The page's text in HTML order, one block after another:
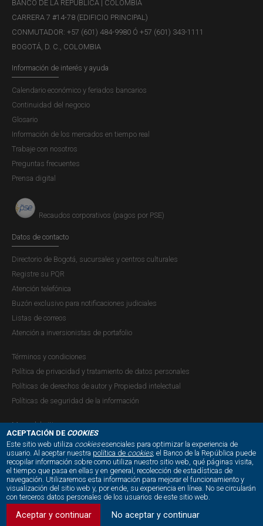
C21-79529 Concepto de la Secretaría
Concepto JDBR |
"(...) Agradecemos sus comentarios señalados en la
comunicación (...) acerca de la “cooperación internacional
en dólares digitales [sic]”. Sobre el particular, y teniendo
en cuenta que hemos recibidos varias consultas sobre el
mismo asunto, nos permitimos responderle en los
siguientes...
Q21-4964 Concepto de la Secretaría de
la Junta Directiva
Concepto JDBR |
"(...) De conformidad con el traslado de su petición por
parte de la Superintendencia Financiera de Colombia,
damos respuesta a su comunicación en la cual consulta "si
en Colombia ya es posible realizar operaciones o
transacciones internacionales y/o entre bancos privados
internos con el...
Q21-4446 Concepto de la Secretaría de
la Junta Directiva
Concepto JDBR |
"(...) Damos respuesta a su consulta (...) en la cual
pregunta sobre (i) la gestión del Banco de la República
para adoptar la moneda digital colombiana, y (ii) la ayuda
humanitaria hecha a Colombia de 300 USD digitales por
mes durante cinco (5) años para cada ciudadano
colombiano. ...
ACEPTACIÓN DE COOKIES
Este sitio web utiliza cookiesesenciales para optimizar la experiencia de
usuario. Al aceptar nuestra política de cookies, el Banco de la República puede
recopilar información sobre como utiliza nuestro sitio web, qué páginas visita,
el tiempo que pasa en ellas y en general, recolección de estadísticas de
navegación. Utilizaremos esta información para mejorar el funcionamiento y
visualización del sitio web y, por ende, su experiencia en línea. No se circularán
con terceros datos personales de los usuarios de este sitio web.
Aceptar y continuar No aceptar y continuar
BANCO DE LA REPÚBLICA | COLOMBIA
CARRERA 7 #14-78 (EDIFICIO PRINCIPAL)
CONMUTADOR: +57 (601) 484-9980 Ó +57 (601) 343-1111
BOGOTÁ, D. C., COLOMBIA
Información de interés y ayuda
Calendario económico y feriados bancarios
Continuidad del negocio
Glosario
Información de los mercados en tiempo real
Trabaje con nosotros
Preguntas frecuentes
Prensa digital
Recaudos corporativos (pagos por PSE)
Datos de contacto
Directorio de Bogotá, sucursales y centros culturales
Registre su PQR
Atención telefónica
Buzón exclusivo para notificaciones judiciales
Listas de correos
Atención a inversionistas de portafolio
Términos y condiciones
Política de privacidad y tratamiento de datos personales
Políticas de derechos de autor y Propiedad intelectual
Políticas de seguridad de la información
Mapa del sitio
NUESTRAS REDES SOCIALES: